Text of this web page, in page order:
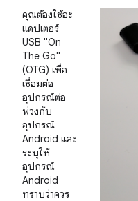
คุณต้องใช้อะ
แดปเตอร์
USB "On
The Go"
(OTG) เพื่อ
เชื่อมต่อ
อุปกรณ์ต่อ
พ่วงกับ
อุปกรณ์
Android และ
ระบุให้
อุปกรณ์
Android
ทราบว่าควร